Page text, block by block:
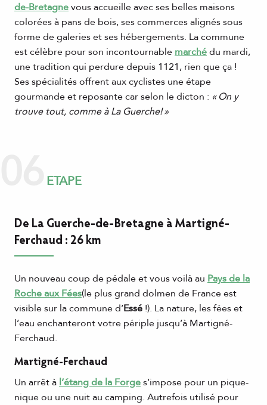
de-Bretagnevous accueille avec ses belles maisons
colorées à pans de bois, ses commerces alignés sous
forme de galeries et ses hébergements. La commune
est célèbre pour son incontournable marchédu mardi,
une tradition qui perdure depuis 1121, rien que ça !
Ses spécialités offrent aux cyclistes une étape
gourmande et reposante car selon le dicton : « On y
trouve tout, comme à La Guerche! »
ETAPE
De La Guerche-de-Bretagne à Martigné-
Ferchaud : 26 km
Un nouveau coup de pédale et vous voilà au Pays de la
Roche aux Fées(le plus grand dolmen de France est
visible sur la commune d’Essé !). La nature, les fées et
l’eau enchanteront votre périple jusqu’à Martigné-
Ferchaud.
Martigné-Ferchaud
Un arrêt à l’étang de la Forges’impose pour un pique-
nique ou une nuit au camping. Autrefois utilisé pour